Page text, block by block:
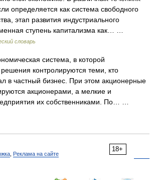
определяется как система свободного
этап развития индустриального
ступень капитализма как… …
словарь
система, в которой
контролируются теми, кто
в частный бизнес. При этом акционерные
акционерами, а мелкие и
их собственниками. По… …
18+
Реклама на сайте